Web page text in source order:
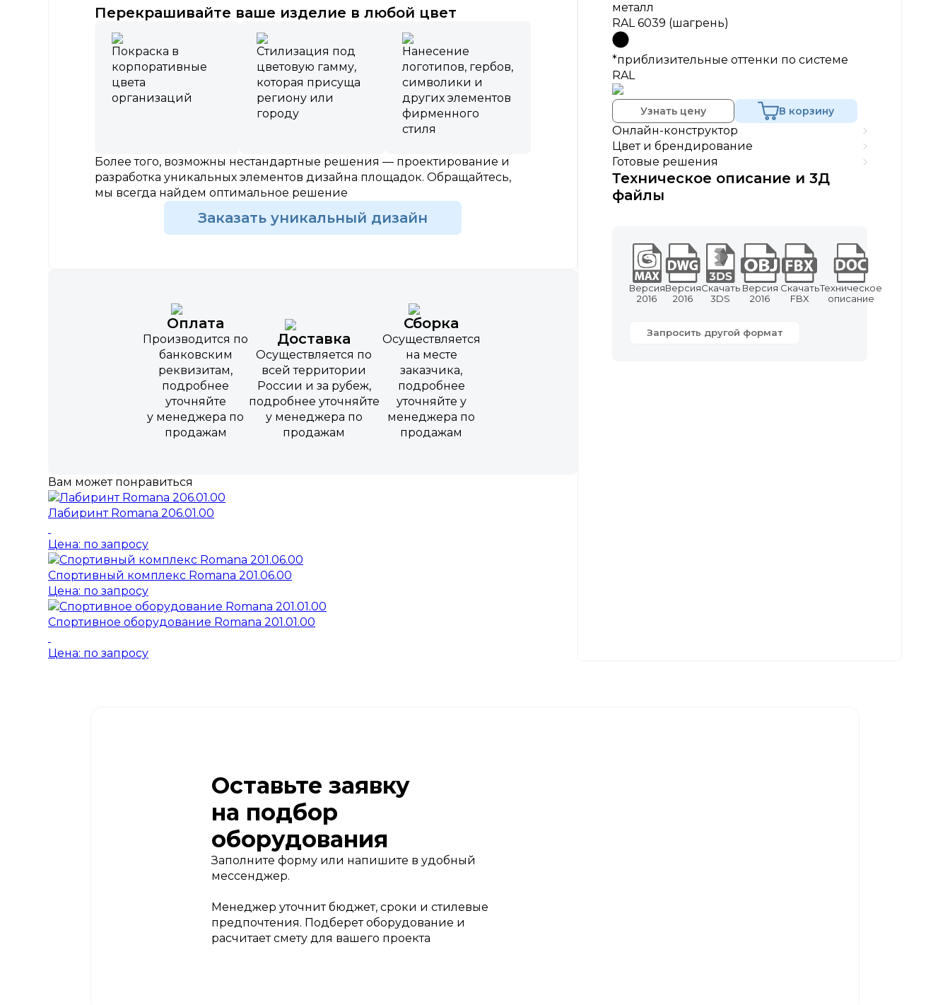
Перекрашивайте ваше изделие в любой цвет
Покраска в
корпоративные
цвета
организаций
Стилизация под
цветовую гамму,
которая присуща
региону или
городу
Нанесение
логотипов, гербов,
символики и
других элементов
фирменного
стиля
Более того, возможны нестандартные решения — проектирование и
разработка уникальных элементов дизайна площадок. Обращайтесь,
мы всегда найдем оптимальное решение
Заказать уникальный дизайн
Оплата
Производится по
банковским
реквизитам,
подробнее
уточняйте
у менеджера по
продажам
Доставка
Осуществляется по
всей территории
России и за рубеж,
подробнее уточняйте
у менеджера по
продажам
Сборка
Осуществляется
на месте
заказчика,
подробнее
уточняйте у
менеджера по
продажам
Вам может понравиться
Лабиринт Romana 206.01.00
Цена: по запросу
Спортивный комплекс Romana 201.06.00
Цена: по запросу
Спортивное оборудование Romana 201.01.00
Цена: по запросу
металл
RAL 6039 (шагрень)
*приблизительные оттенки по системе
RAL
Узнать цену В корзину
Онлайн-конструктор
Цвет и брендирование
Готовые решения
Техническое описание и 3Д
файлы
Версия
2016
Версия
2016
Скачать
3DS
Версия
2016
Скачать
FBX
Техническое
описание
Запросить другой формат
Оставьте заявку
на подбор
оборудования
Заполните форму или напишите в удобный
мессенджер.
Менеджер уточнит бюджет, сроки и стилевые
предпочтения. Подберет оборудование и
расчитает смету для вашего проекта